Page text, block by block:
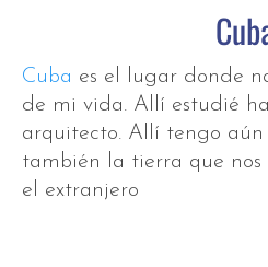
Cuba es el lugar donde
de mi vida. Allí estudié
arquitecto. Allí tengo aún
también la tierra que nos
el extranjero